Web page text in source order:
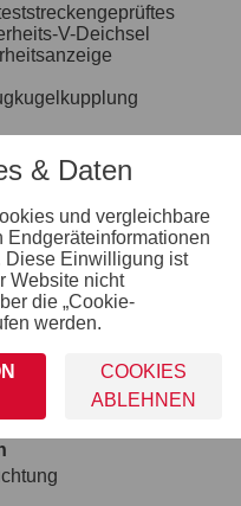
V-Deichsel
und wasserfester
der Ladefläche im
& Daten
und vergleichbare
Endgeräteinformationen
Diese Einwilligung ist
Website nicht
die „Cookie-
werden.
COOKIES
ABLEHNEN